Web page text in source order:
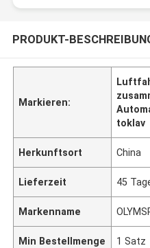
PRODUKT-
Markieren:
toklav
Herkunftsort China
Lieferzeit 45
Markenname
Min Bestellmenge 1 Satz